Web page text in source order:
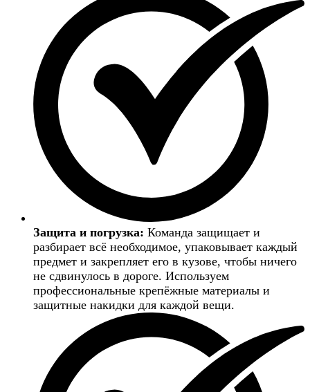
Защита и погрузка: Команда защищает и
разбирает всё необходимое, упаковывает каждый
предмет и закрепляет его в кузове, чтобы ничего
не сдвинулось в дороге. Используем
профессиональные крепёжные материалы и
защитные накидки для каждой вещи.